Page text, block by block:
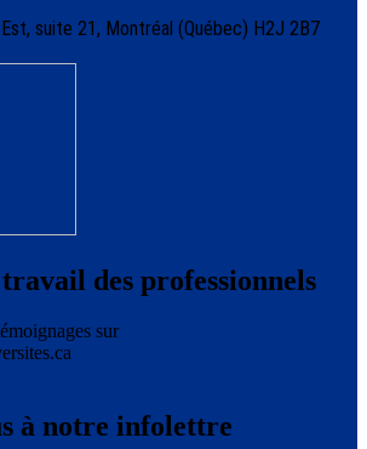
suite 21, Montréal (Québec) H2J 2B7
des professionnels
sur
à notre infolettre